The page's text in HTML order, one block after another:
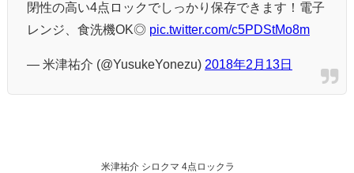
閉性の高い4点ロックでしっかり保存できます！電子
レンジ、食洗機OK◎ pic.twitter.com/c5PDStMo8m
— 米津祐介 (@YusukeYonezu) 2018年2月13日
米津祐介 シロクマ 4点ロックラ